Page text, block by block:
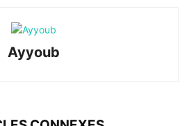
Ayyoub